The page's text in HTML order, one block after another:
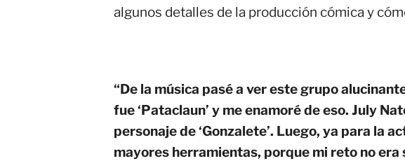
algunos detalles de la producción cómica y
“De la música pasé a ver este grupo
fue ‘Pataclaun’ y me enamoré de eso. July
personaje de ‘Gonzalete’. Luego, ya para la
mayores herramientas, porque mi reto no era